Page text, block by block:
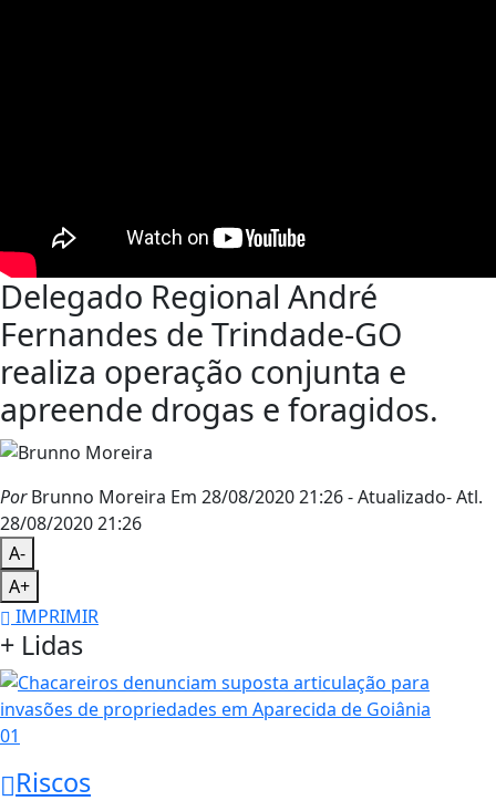
Delegado Regional André
Fernandes de Trindade-GO
realiza operação conjunta e
apreende drogas e foragidos.
PorBrunno Moreira Em 28/08/2020 21:26- Atualizado- Atl.
28/08/2020 21:26
A-
A+
IMPRIMIR
+ Lidas
01
Riscos